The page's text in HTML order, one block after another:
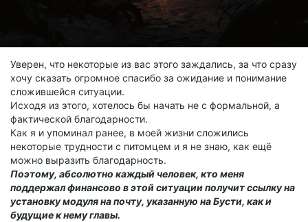
Уверен, что некоторые из вас этого заждались, за что сразу
хочу сказать огромное спасибо за ожидание и понимание
сложившейся ситуации.
Исходя из этого, хотелось бы начать не с формальной, а
фактической благодарности.
Как я и упоминал ранее, в моей жизни сложились
некоторые трудности с питомцем и я не знаю, как ещё
можно выразить благодарность.
Поэтому, абсолютно каждый человек, кто меня
поддержал финансово в этой ситуации получит ссылку на
установку модуля на почту, указанную на Бусти, как и
будущие к нему главы.